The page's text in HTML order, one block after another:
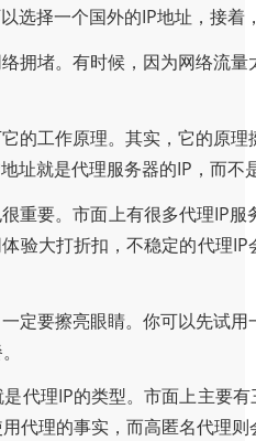
选择一个国外的IP地址，接
拥堵。有时候，因为网络流
的工作原理。其实，它的原
址就是代理服务器的IP，而
重要。市面上有很多代理IP
验大打折扣，不稳定的代理
定要擦亮眼睛。你可以先试
代理IP的类型。市面上主要
代理的事实，而高匿名代理